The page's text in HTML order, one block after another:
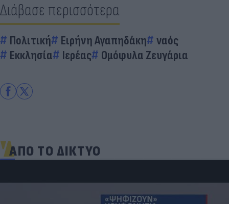
Διάβασε περισσότερα
Πολιτική Ειρήνη Αγαπηδάκη
ναός
Εκκλησία
Ιερέας Ομόφυλα Ζευγάρια
ΑΠΟ ΤΟ ΔΙΚΤΥΟ